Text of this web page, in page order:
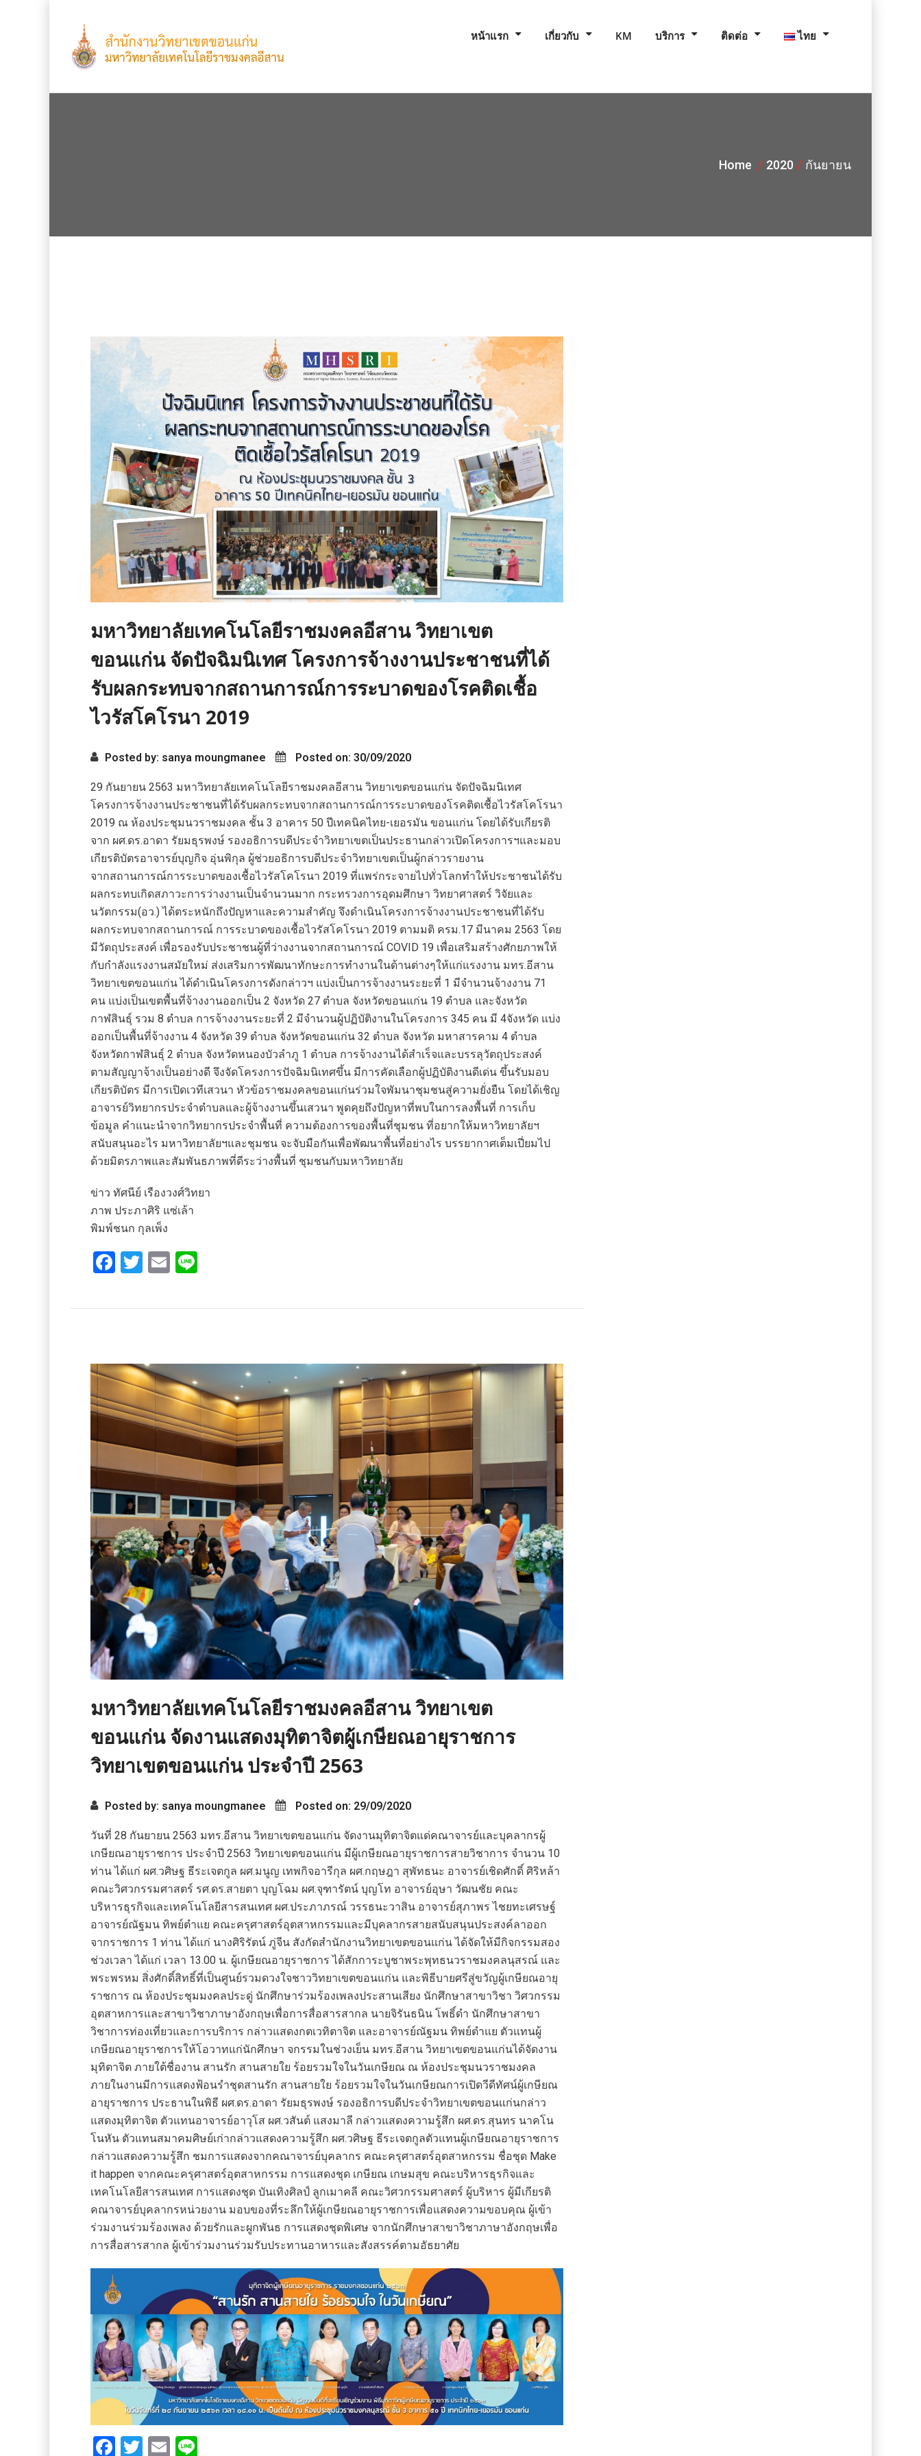
หน้าแรก เกี่ยวกับ KM บริการ ติดต่อ ไทย
Home 2020 กันยายน
มหาวิทยาลัยเทคโนโลยีราชมงคลอีสาน วิทยาเขต
ขอนแก่น จัดปัจฉิมนิเทศ โครงการจ้างงานประชาชนที่ได้
รับผลกระทบจากสถานการณ์การระบาดของโรคติดเชื้อ
ไวรัสโคโรนา 2019
Posted by: sanya moungmanee Posted on: 30/09/2020
29 กันยายน 2563 มหาวิทยาลัยเทคโนโลยีราชมงคลอีสาน วิทยาเขตขอนแก่น จัดปัจฉิมนิเทศ
โครงการจ้างงานประชาชนที่ได้รับผลกระทบจากสถานการณ์การระบาดของโรคติดเชื้อไวรัสโคโรนา
2019 ณ ห้องประชุมนวราชมงคล ชั้น 3 อาคาร 50 ปีเทคนิคไทย-เยอรมัน ขอนแก่น โดยได้รับเกียรติ
จาก ผศ.ดร.อาดา รัยมธุรพงษ์ รองอธิการบดีประจำวิทยาเขตเป็นประธานกล่าวเปิดโครงการฯและมอบ
เกียรติบัตรอาจารย์บุญกิจ อุ่นพิกุล ผู้ช่วยอธิการบดีประจำวิทยาเขตเป็นผู้กล่าวรายงาน
จากสถานการณ์การระบาดของเชื้อไวรัสโคโรนา 2019 ที่แพร่กระจายไปทั่วโลกทำให้ประชาชนได้รับ
ผลกระทบเกิดสภาวะการว่างงานเป็นจำนวนมาก กระทรวงการอุดมศึกษา วิทยาศาสตร์ วิจัยและ
นวัตกรรม(อว.) ได้ตระหนักถึงปัญหาและความสำคัญ จึงดำเนินโครงการจ้างงานประชาชนที่ได้รับ
ผลกระทบจากสถานการณ์ การระบาดของเชื้อไวรัสโคโรนา 2019 ตามมติ ครม.17 มีนาคม 2563 โดย
มีวัตถุประสงค์ เพื่อรองรับประชาชนผู้ที่ว่างงานจากสถานการณ์ COVID 19 เพื่อเสริมสร้างศักยภาพให้
กับกำลังแรงงานสมัยใหม่ ส่งเสริมการพัฒนาทักษะการทำงานในด้านต่างๆให้แก่แรงงาน มทร.อีสาน
วิทยาเขตขอนแก่น ได้ดำเนินโครงการดังกล่าวฯ แบ่งเป็นการจ้างงานระยะที่ 1 มีจำนวนจ้างงาน 71
คน แบ่งเป็นเขตพื้นที่จ้างงานออกเป็น 2 จังหวัด 27 ตำบล จังหวัดขอนแก่น 19 ตำบล และจังหวัด
กาฬสินธุ์ รวม 8 ตำบล การจ้างงานระยะที่ 2 มีจำนวนผู้ปฏิบัติงานในโครงการ 345 คน มี 4จังหวัด แบ่ง
ออกเป็นพื้นที่จ้างงาน 4 จังหวัด 39 ตำบล จังหวัดขอนแก่น 32 ตำบล จังหวัด มหาสารคาม 4 ตำบล
จังหวัดกาฬสินธุ์ 2 ตำบล จังหวัดหนองบัวลำภู 1 ตำบล การจ้างงานได้สำเร็จและบรรลุวัตถุประสงค์
ตามสัญญาจ้างเป็นอย่างดี จึงจัดโครงการปัจฉิมนิเทศขึ้น มีการคัดเลือกผู้ปฏิบัติงานดีเด่น ขึ้นรับมอบ
เกียรติบัตร มีการเปิดเวทีเสวนา หัวข้อราชมงคลขอนแก่นร่วมใจพัมนาชุมชนสู่ความยั่งยืน โดยได้เชิญ
อาจารย์วิทยากรประจำตำบลและผู้จ้างงานขึ้นเสวนา พูดคุยถึงปัญหาที่พบในการลงพื้นที่ การเก็บ
ข้อมูล คำแนะนำจากวิทยากรประจำพื้นที่ ความต้องการของพื้นที่ชุมชน ที่อยากให้มหาวิทยาลัยฯ
สนับสนุนอะไร มหาวิทยาลัยฯและชุมชน จะจับมือกันเพื่อพัฒนาพื้นที่อย่างไร บรรยากาศเต็มเปี่ยมไป
ด้วยมิตรภาพและสัมพันธภาพที่ดีระว่างพื้นที่ ชุมชนกับมหาวิทยาลัย
ข่าว ทัศนีย์ เรืองวงศ์วิทยา
ภาพ ประภาศิริ แซ่เล้า
พิมพ์ชนก กุลเพ็ง
F
o
k
T
E
มหาวิทยาลัยเทคโนโลยีราชมงคลอีสาน วิทยาเขต
ขอนแก่น จัดงานแสดงมุทิตาจิตผู้เกษียณอายุราชการ
วิทยาเขตขอนแก่น ประจำปี 2563
Posted by: sanya moungmanee Posted on: 29/09/2020
วันที่ 28 กันยายน 2563 มทร.อีสาน วิทยาเขตขอนแก่น จัดงานมุทิตาจิตแด่คณาจารย์และบุคลากรผู้
เกษียณอายุราชการ ประจำปี 2563 วิทยาเขตขอนแก่น มีผู้เกษียณอายุราชการสายวิชาการ จำนวน 10
ท่าน ได้แก่ ผศ.วศิษฐ ธีระเจตกูล ผศ.มนูญ เทพกิจอารีกุล ผศ.กฤษฎา สุพัทธนะ อาจารย์เชิดศักดิ์ ศิริหล้า
คณะวิศวกรรมศาสตร์ รศ.ดร.สายตา บุญโฉม ผศ.จุฑารัตน์ บุญโท อาจารย์อุษา วัฒนชัย คณะ
บริหารธุรกิจและเทคโนโลยีสารสนเทศ ผศ.ประภาภรณ์ วรรธนะวาสิน อาจารย์สุภาพร ไชยทะเศรษฐ์
อาจารย์ณัฐมน ทิพย์ตำแย คณะครุศาสตร์อุตสาหกรรมและมีบุคลากรสายสนับสนุนประสงค์ลาออก
จากราชการ 1 ท่าน ได้แก่ นางศิริรัตน์ ภู่จีน สังกัดสำนักงานวิทยาเขตขอนแก่น ได้จัดให้มีกิจกรรมสอง
ช่วงเวลา ได้แก่ เวลา 13.00 น. ผู้เกษียณอายุราชการ ได้สักการะบูชาพระพุทธนวราชมงคลนุสรณ์ และ
พระพรหม สิ่งศักดิ์สิทธิ์ที่เป็นศูนย์รวมดวงใจชาววิทยาเขตขอนแก่น และพิธีบายศรีสู่ขวัญผู้เกษียณอายุ
ราชการ ณ ห้องประชุมมงคลประดู่ นักศึกษาร่วมร้องเพลงประสานเสียง นักศึกษาสาขาวิชา วิศวกรรม
อุตสาหการและสาขาวิชาภาษาอังกฤษเพื่อการสื่อสารสากล นายจิรันธนิน โพธิ์ดำ นักศึกษาสาขา
วิชาการท่องเที่ยวและการบริการ กล่าวแสดงกตเวทิตาจิต และอาจารย์ณัฐมน ทิพย์ตำแย ตัวแทนผู้
เกษียณอายุราชการให้โอวาทแก่นักศึกษา จกรรมในช่วงเย็น มทร.อีสาน วิทยาเขตขอนแก่นได้จัดงาน
มุทิตาจิต ภายใต้ชื่องาน สานรัก สานสายใย ร้อยรวมใจในวันเกษียณ ณ ห้องประชุมนวราชมงคล
ภายในงานมีการแสดงฟ้อนรำชุดสานรัก สานสายใย ร้อยรวมใจในวันเกษียณการเปิดวีดีทัศน์ผู้เกษียณ
อายุราชการ ประธานในพิธี ผศ.ดร.อาดา รัยมธุรพงษ์ รองอธิการบดีประจำวิทยาเขตขอนแก่นกล่าว
แสดงมุทิตาจิต ตัวแทนอาจารย์อาวุโส ผศ.วสันต์ แสงมาลี กล่าวแสดงความรู้สึก ผศ.ดร.สุนทร นาคโน
โนหัน ตัวแทนสมาคมศิษย์เก่ากล่าวแสดงความรู้สึก ผศ.วศิษฐ ธีระเจตกูลตัวแทนผู้เกษียณอายุราชการ
กล่าวแสดงความรู้สึก ชมการแสดงจากคณาจารย์บุคลากร คณะครุศาสตร์อุตสาหกรรม ชื่อชุด Make
it happen จากคณะครุศาสตร์อุตสาหกรรม การแสดงชุด เกษียณ เกษมสุข คณะบริหารธุรกิจและ
เทคโนโลยีสารสนเทศ การแสดงชุด บันเทิงศิลป์ ลูกเมาคลี คณะวิศวกรรมศาสตร์ ผู้บริหาร ผู้มีเกียรติ
คณาจารย์บุคลากรหน่วยงาน มอบของที่ระลึกให้ผู้เกษียณอายุราชการเพื่อแสดงความขอบคุณ ผู้เข้า
ร่วมงานร่วมร้องเพลง ด้วยรักและผูกพันธ การแสดงชุดพิเศษ จากนักศึกษาสาขาวิชาภาษาอังกฤษเพื่อ
การสื่อสารสากล ผู้เข้าร่วมงานร่วมรับประทานอาหารและสังสรรค์ตามอัธยาศัย
F T E